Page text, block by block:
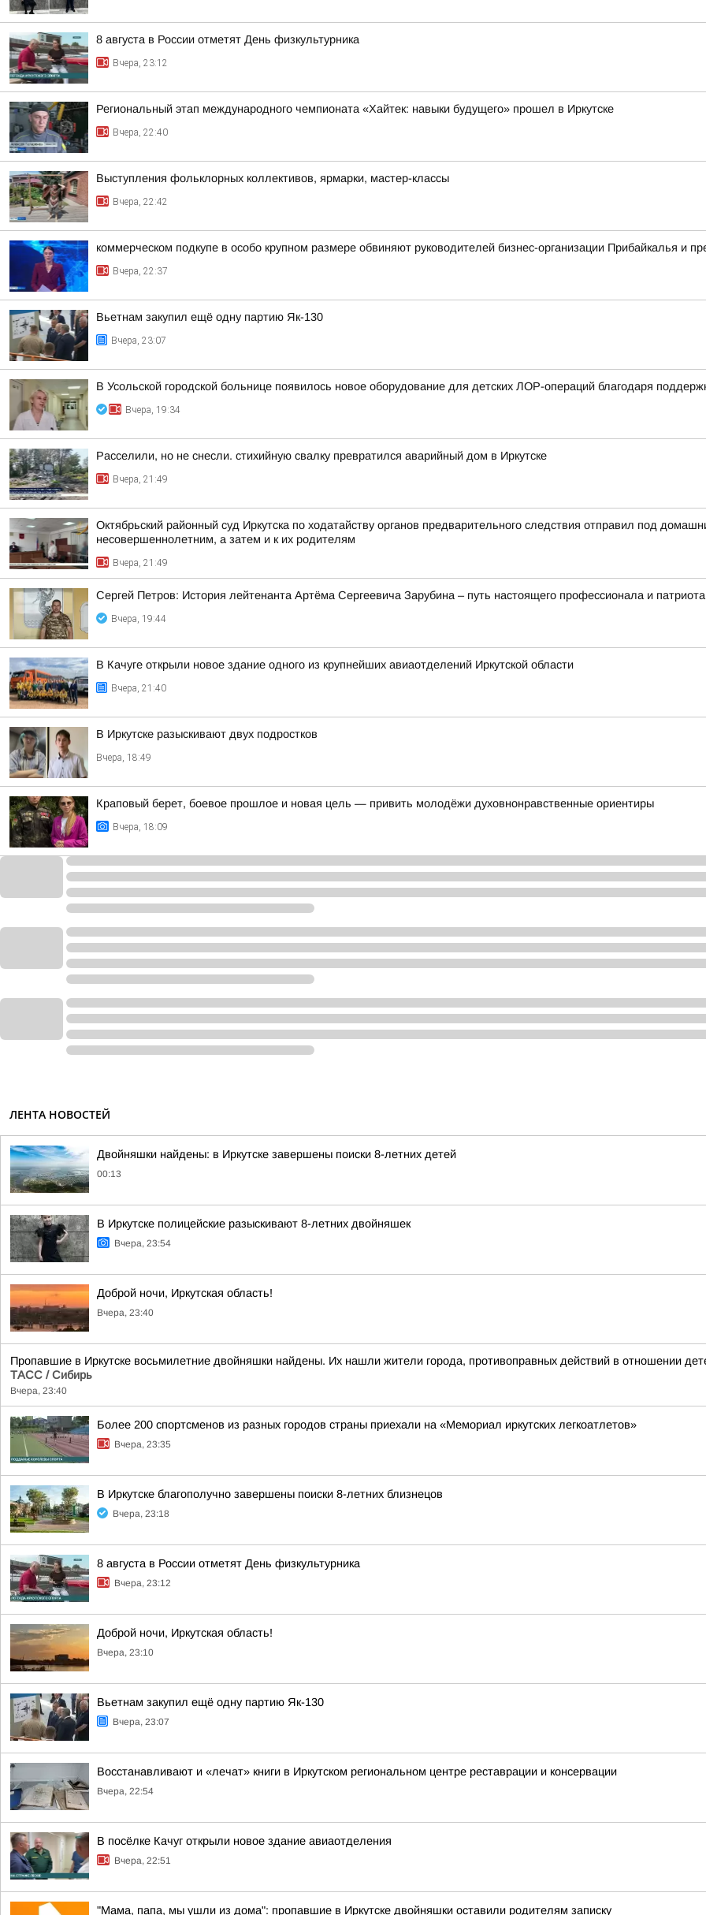
8 августа в России отметят День физкультурника
Вчера, 23:12
Региональный этап международного чемпионата «Хайтек: навыки будущего» прошел в Иркутске
Вчера, 22:40
Выступления фольклорных коллективов, ярмарки, мастер-классы
Вчера, 22:42
коммерческом подкупе в особо крупном размере обвиняют руководителей бизнес-организации Прибайкалья и
Вчера, 22:37
Вьетнам закупил ещё одну партию Як-130
Вчера, 23:07
В Усольской городской больнице появилось новое оборудование для детских ЛОР-операций благодаря
Вчера, 19:34
Расселили, но не снесли. стихийную свалку превратился аварийный дом в Иркутске
Вчера, 21:49
Октябрьский районный суд Иркутска по ходатайству органов предварительного следствия отправил под
несовершеннолетним, а затем и к их родителям
Вчера, 21:49
Сергей Петров: История лейтенанта Артёма Сергеевича Зарубина – путь настоящего профессионала и
Вчера, 19:44
В Качуге открыли новое здание одного из крупнейших авиаотделений Иркутской области
Вчера, 21:40
В Иркутске разыскивают двух подростков
Вчера, 18:49
Краповый берет, боевое прошлое и новая цель — привить молодёжи духовнонравственные ориентиры
Вчера, 18:09
ЛЕНТА НОВОСТЕЙ
Двойняшки найдены: в Иркутске завершены поиски 8-летних детей
00:13
В Иркутске полицейские разыскивают 8-летних двойняшек
Вчера, 23:54
Доброй ночи, Иркутская область!
Вчера, 23:40
Пропавшие в Иркутске восьмилетние двойняшки найдены. Их нашли жители города, противоправных действий в отношении
ТАСС / Сибирь
Вчера, 23:40
Более 200 спортсменов из разных городов страны приехали на «Мемориал иркутских легкоатлетов»
Вчера, 23:35
В Иркутске благополучно завершены поиски 8-летних близнецов
Вчера, 23:18
8 августа в России отметят День физкультурника
Вчера, 23:12
Доброй ночи, Иркутская область!
Вчера, 23:10
Вьетнам закупил ещё одну партию Як-130
Вчера, 23:07
Восстанавливают и «лечат» книги в Иркутском региональном центре реставрации и консервации
Вчера, 22:54
В посёлке Качуг открыли новое здание авиаотделения
Вчера, 22:51
"Мама, папа, мы ушли из дома": пропавшие в Иркутске двойняшки оставили родителям записку